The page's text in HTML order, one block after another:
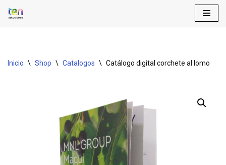
Inicio \ Shop \ Catalogos \ Catálogo digital corchete al lomo